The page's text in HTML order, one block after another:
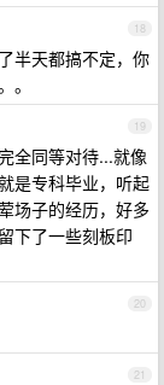
18
半天都搞不定，你
。
19
全同等对待...就像
是专科毕业，听起
场子的经历，好多
下了一些刻板印
20
21